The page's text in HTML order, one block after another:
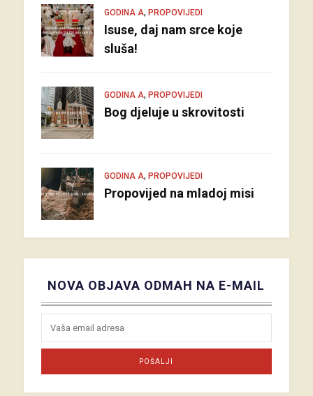
GODINA A, PROPOVIJEDI
Isuse, daj nam srce koje
sluša!
GODINA A, PROPOVIJEDI
Bog djeluje u skrovitosti
GODINA A, PROPOVIJEDI
Propovijed na mladoj misi
NOVA OBJAVA ODMAH NA E-MAIL